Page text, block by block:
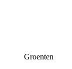
Groenten